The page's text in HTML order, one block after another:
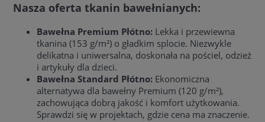
Nasza oferta tkanin bawełnianych:
Bawełna Premium Płótno: Lekka i przewiewna
tkanina (153 g/m²) o gładkim splocie. Niezwykle
delikatna i uniwersalna, doskonała na pościel, odzież
i artykuły dla dzieci.
Bawełna Standard Płótno: Ekonomiczna
alternatywa dla bawełny Premium (120 g/m²),
zachowująca dobrą jakość i komfort użytkowania.
Sprawdzi się w projektach, gdzie cena ma znaczenie.